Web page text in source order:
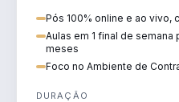
Pós 100% online e ao vivo,
Aulas em 1 final de
meses
Foco no Ambiente de
DURAÇÃO